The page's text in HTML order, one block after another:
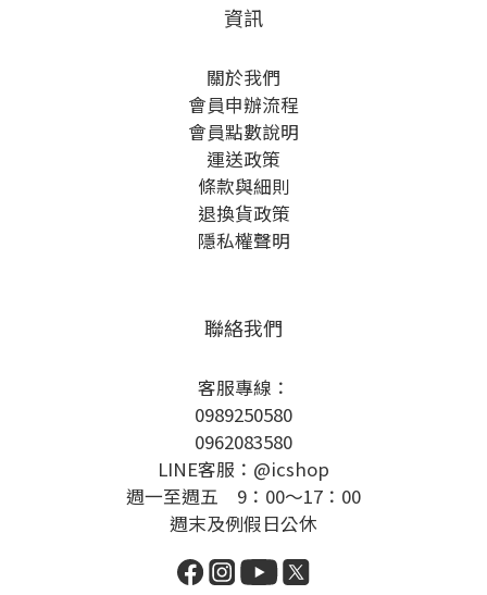
資訊
關於我們
會員申辦流程
會員點數說明
運送政策
條款與細則
退換貨政策
隱私權聲明
聯絡我們
客服專線：
0989250580
0962083580
LINE客服：@icshop
週一至週五 9：00～17：00
週末及例假日公休